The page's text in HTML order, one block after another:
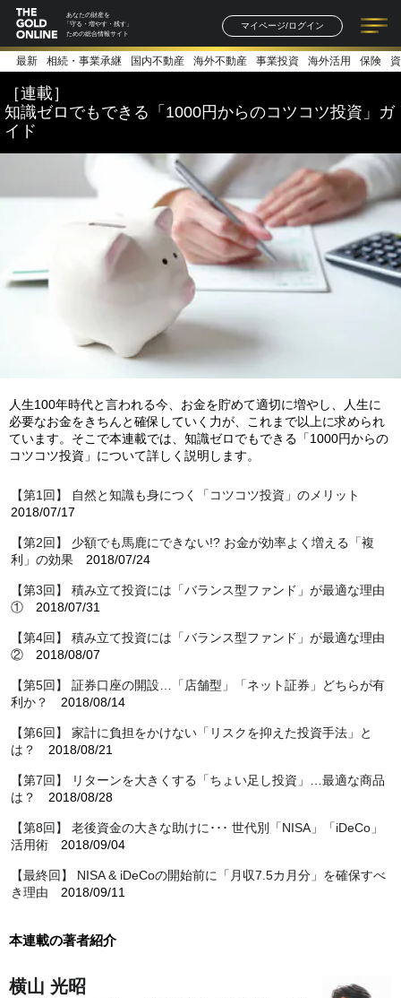
あなたの財産を
「守る・増やす・残す」
ための総合情報サイト
マイページ/ログイン
記事一覧 連載一覧
著者一覧 書籍一覧
最新 相続・事業承継 国内不動産 海外不動産 事業投資 海外活用 保険
［連載］
知識ゼロでもできる「1000円からのコツコツ投資」ガ
イド
人生100年時代と言われる今、お金を貯めて適切に増やし、人生に
必要なお金をきちんと確保していく力が、これまで以上に求められ
ています。そこで本連載では、知識ゼロでもできる「1000円からの
コツコツ投資」について詳しく説明します。
【第1回】 自然と知識も身につく「コツコツ投資」のメリット
2018/07/17
【第2回】 少額でも馬鹿にできない!? お金が効率よく増える「複
利」の効果 2018/07/24
【第3回】 積み立て投資には「バランス型ファンド」が最適な理由
① 2018/07/31
【第4回】 積み立て投資には「バランス型ファンド」が最適な理由
② 2018/08/07
【第5回】 証券口座の開設…「店舗型」「ネット証券」どちらが有
利か？
2018/08/14
【第6回】 家計に負担をかけない「リスクを抑えた投資手法」と
は？
2018/08/21
【第7回】 リターンを大きくする「ちょい足し投資」…最適な商品
は？
2018/08/28
【第8回】 老後資金の大きな助けに･･･ 世代別「NISA」「iDeCo」
活用術 2018/09/04
【最終回】 NISA & iDeCoの開始前に「月収7.5カ月分」を確保すべ
き理由 2018/09/11
本連載の著者紹介
横山 光昭